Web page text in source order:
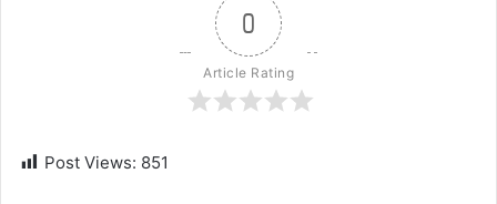
0
Article Rating
Post Views: 851